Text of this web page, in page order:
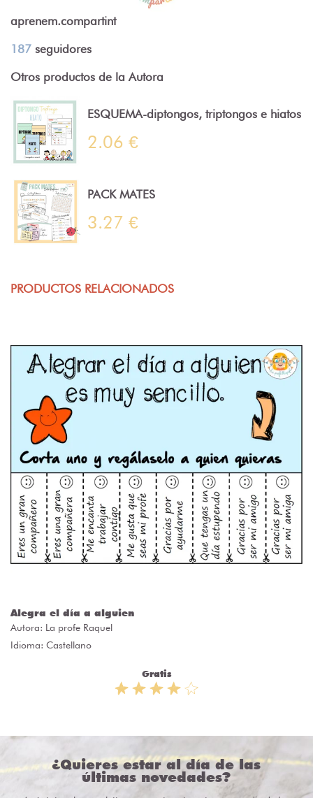
aprenem.compartint
187 seguidores
Otros productos de la Autora
ESQUEMA-diptongos, triptongos e hiatos
2.06 €
PACK MATES
3.27 €
PRODUCTOS RELACIONADOS
Alegra el día a alguien
Autora: La profe Raquel
Idioma: Castellano
Gratis
¿Quieres estar al día de las
últimas novedades?